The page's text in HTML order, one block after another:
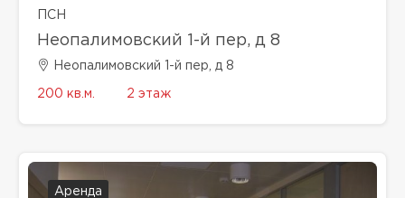
ПСН
Неопалимовский 1-й пер, д 8
Неопалимовский 1-й пер, д 8
200 кв.м. 2 этаж
Аренда